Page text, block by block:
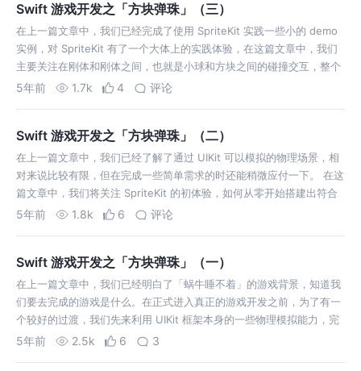
Swift 游戏开发之「方块弹珠」（三）
在上一篇文章中，我们已经完成了使用 SpriteKit 实践一些小的 demo
实例，对 SpriteKit 有了一个大体上的实践体验，在这篇文章中，我们
主要关注在刚体和刚体之间，也就是小球和方块之间的碰撞交互，整个
游戏的核心也就在这。 在 SpriteKit 中进行刚体和刚体…
5年前 1.7k 4 评论
Swift 游戏开发之「方块弹珠」（二）
在上一篇文章中，我们已经了解了通过 UIKit 可以模拟的物理场景，相
对来说比较有限，但在完成一些简单需求的时还能稍微应付一下。 在这
篇文章中，我们将关注 SpriteKit 的初体验，如何从零开始搭建出符合
SpriteKit 开发哲学的物理世界。 通过 Xcode 创建新工…
5年前 1.8k 6 评论
Swift 游戏开发之「方块弹珠」（一）
在上一篇文章中，我们已经明白了「蜗牛睡不着」的游戏背景，知道我
们要去完成的游戏是什么。在正式进入真正的游戏开发之前，为了有一
个较好的过渡，我们先来利用 UIKit 框架本身的一些物理模拟能力，完
成一些有趣的 demo，来协助我们理解一些游戏开发的中经常遇到的概
5年前 2.5k 6 3